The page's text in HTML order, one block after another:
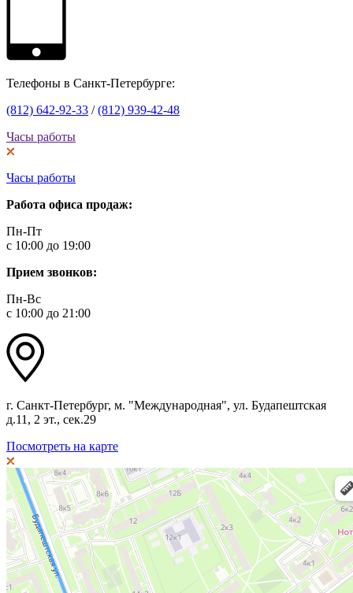
Телефоны в Санкт-Петербурге:
(812) 642-92-33 /(812) 939-42-48
Часы работы
Часы работы
Работа офиса продаж:
Пн-Пт
с 10:00 до 19:00
Прием звонков:
Пн-Вс
с 10:00 до 21:00
г. Санкт-Петербург, м. "Международная", ул. Будапештская
д.11, 2 эт., сек.29
Посмотреть на карте